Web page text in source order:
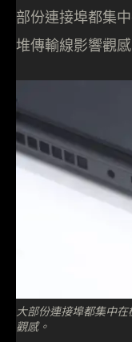
部份連接埠都集
堆傳輸線影響觀感
大部份連接埠都集中
觀感。